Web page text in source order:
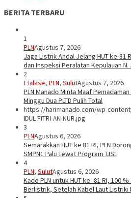
BERITA TERBARU
1
PLNAgustus 7, 2026
Jaga Listrik Andal Jelang HUT ke-81
dan Inspeksi Peralatan Kepulauan
2
Etalase, PLN, SulutAgustus 7, 2026
PLN Manado Minta Maaf
Minggu Dua PLTD Pulih Total
https://harimanado.com/wp-
IDUL-FITRI-AN-NUR.jpg
3
PLNAgustus 6, 2026
Semarakkan HUT ke 81 RI, PLN
SMPN1 Palu Lewat Program TJSL
4
PLN, SulutAgustus 6, 2026
Kado PLN untuk HUT ke- 81 RI, 100
Berlistrik, Setelah Kabel Laut Listriki